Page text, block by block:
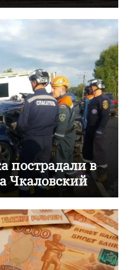
пострадали в
Чкаловский